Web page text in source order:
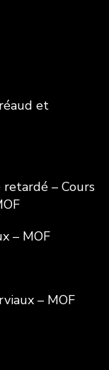
et
– Cours
– MOF
– MOF